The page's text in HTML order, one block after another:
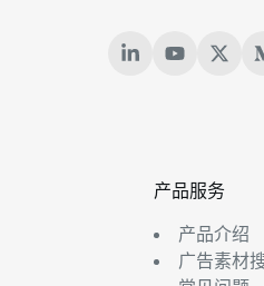
产品服务
产品介绍
广告素材